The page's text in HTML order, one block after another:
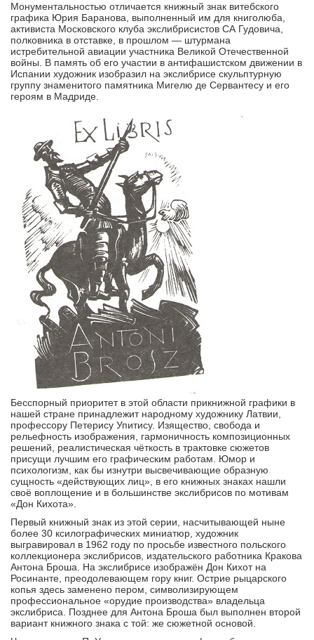
Монументальностью отличается книжный знак витебского
графика Юрия Баранова, выполненный им для книголюба,
активиста Московского клуба экслибрисистов СА Гудовича,
полковника в отставке, в прошлом — штурмана
истребительной авиации участника Великой Отечественной
войны. В память об его участии в антифашистском движении в
Испании художник изобразил на экслибрисе скульптурную
группу знаменитого памятника Мигелю де Сервантесу и его
героям в Мадриде.
Бесспорный приоритет в этой области прикнижной графики в
нашей стране принадлежит народному художнику Латвии,
профессору Петерису Упитису. Изящество, свобода и
рельефность изображения, гармоничность композиционных
решений, реалистическая чёткость в трактовке сюжетов
присущи лучшим его графическим работам. Юмор и
психологизм, как бы изнутри высвечивающие образную
сущность «действующих лиц», в его книжных знаках нашли
своё воплощение и в большинстве экслибрисов по мотивам
«Дон Кихота».
Первый книжный знак из этой серии, насчитывающей ныне
более 30 ксилографических миниатюр, художник
выгравировал в 1962 году по просьбе известного польского
коллекционера экслибрисов, издательского работника Кракова
Антона Броша. На экслибрисе изображён Дон Кихот на
Росинанте, преодолевающем гору книг. Острие рыцарского
копья здесь заменено пером, символизирующем
профессиональное «орудие производства» владельца
экслибриса. Позднее для Антона Броша был выполнен второй
вариант книжного знака с той: же сюжетной основой.